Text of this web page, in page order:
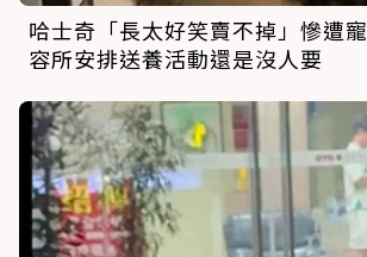
哈士奇「長太好笑賣不掉」慘遭
容所安排送養活動還是沒人要